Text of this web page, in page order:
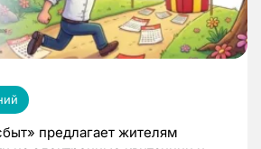
предлагает жителям